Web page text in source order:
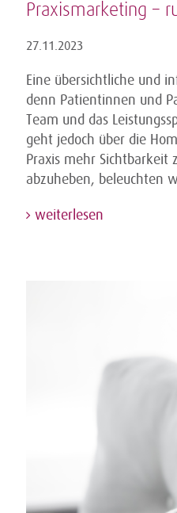
Praxismarketing –
27.11.2023
Eine übersichtliche und
denn Patientinnen und
Team und das
geht jedoch über die
Praxis mehr Sichtbarkeit
abzuheben, beleuchten
weiterlesen